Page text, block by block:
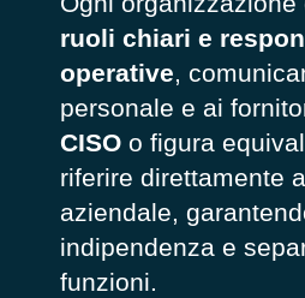
ruoli chiari e
operative,
personale e ai
CISOo figura
riferire direttamente
aziendale,
indipendenza e
funzioni.